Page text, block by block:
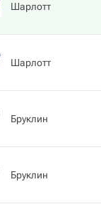
Шарлотт
Шарлотт
Бруклин
Бруклин